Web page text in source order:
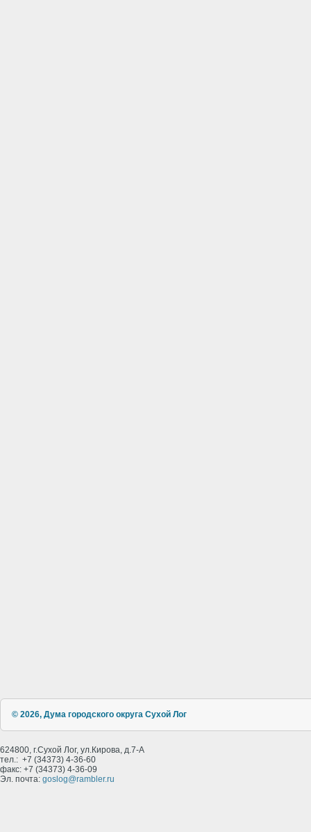
© 2026, Дума городского округа Сухой Лог
624800, г.Сухой Лог, ул.Кирова, д.7-А
тел.: +7 (34373) 4-36-60
факс: +7 (34373) 4-36-09
Эл. почта: goslog@rambler.ru